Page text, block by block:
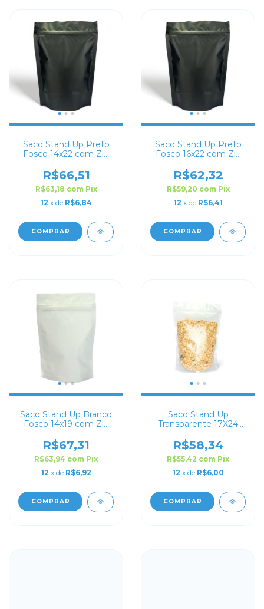
Saco Stand Up Preto
Fosco 14x22 com Zip
R$66,51
R$63,18 com Pix
12 x de R$6,84
COMPRAR
Saco Stand Up Preto
Fosco 16x22 com Zip
R$62,32
R$59,20 com Pix
12 x de R$6,41
COMPRAR
Saco Stand Up Branco
Fosco 14x19 com Zip
R$67,31
R$63,94 com Pix
12 x de R$6,92
COMPRAR
Saco Stand Up
Transparente 17X24
R$58,34
R$55,42 com Pix
12 x de R$6,00
COMPRAR